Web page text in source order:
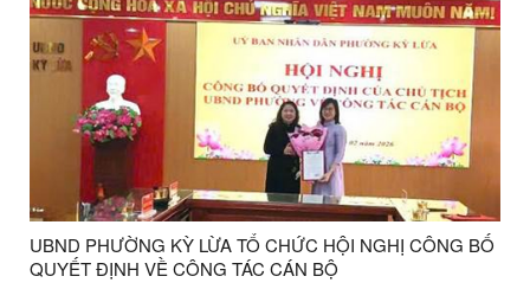
UBND PHƯỜNG KỲ LỪA TỔ CHỨC HỘI NGHỊ CÔNG BỐ
QUYẾT ĐỊNH VỀ CÔNG TÁC CÁN BỘ